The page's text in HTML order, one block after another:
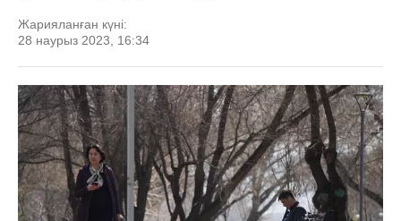
Жарияланған күні:
28 наурыз 2023, 16:34